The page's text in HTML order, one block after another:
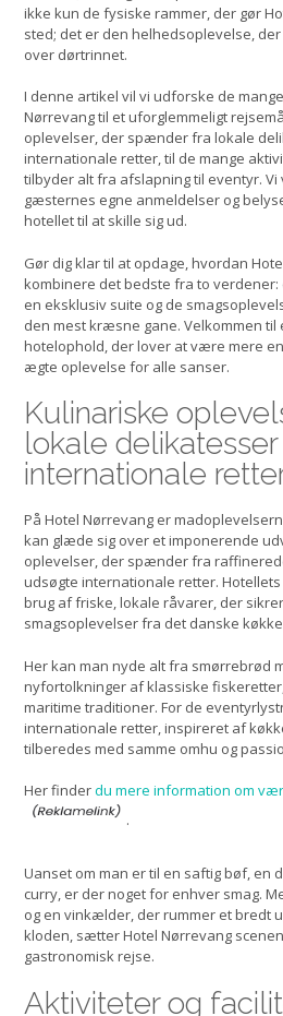
ikke kun de fysiske rammer, der gør
sted; det er den helhedsoplevelse,
over dørtrinnet.
I denne artikel vil vi udforske de
Nørrevang til et uforglemmeligt
oplevelser, der spænder fra lokale
internationale retter, til de mange
tilbyder alt fra afslapning til eventyr. Vi
gæsternes egne anmeldelser og
hotellet til at skille sig ud.
Gør dig klar til at opdage, hvordan
kombinere det bedste fra to
en eksklusiv suite og de
den mest kræsne gane. Velkommen til
hotelophold, der lover at være mere
ægte oplevelse for alle sanser.
Kulinariske
lokale
internationale
På Hotel Nørrevang er
kan glæde sig over et imponerende
oplevelser, der spænder fra
udsøgte internationale retter.
brug af friske, lokale råvarer, der
smagsoplevelser fra det danske
Her kan man nyde alt fra smørrebrød
nyfortolkninger af klassiske
maritime traditioner. For de
internationale retter, inspireret af
tilberedes med samme omhu og
Her finderdu mere information om
.
Uanset om man er til en saftig bøf, en
curry, er der noget for enhver smag.
og en vinkælder, der rummer et bredt
kloden, sætter Hotel Nørrevang
gastronomisk rejse.
Aktiviteter og